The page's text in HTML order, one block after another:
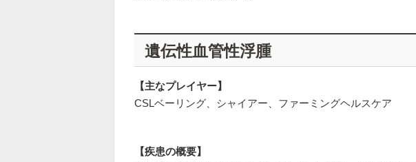
遺伝性血管性浮腫
【主なプレイヤー】
CSLベーリング、シャイアー、ファーミングヘルスケア
【疾患の概要】